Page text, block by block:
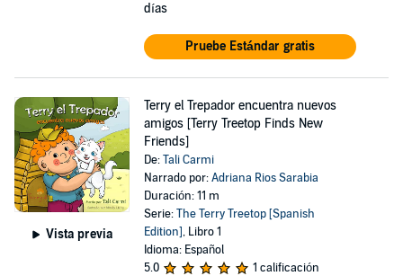
días
Pruebe Estándar gratis
Vista previa
Terry el Trepador encuentra nuevos
amigos [Terry Treetop Finds New
Friends]
De:Tali Carmi
Narrado por:Adriana Rios Sarabia
Duración: 11 m
Serie:The Terry Treetop [Spanish
Edition], Libro 1
Idioma: Español
5.0
1 calificación